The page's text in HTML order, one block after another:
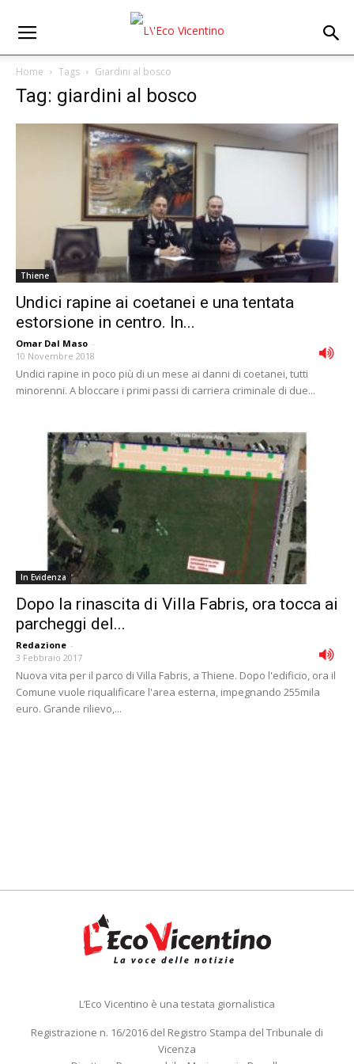
Home Tags Giardini al bosco
Tag: giardini al bosco
Thiene
Undici rapine ai coetanei e una tentata
estorsione in centro. In...
Omar Dal Maso -
10 Novembre 2018
Undici rapine in poco più di un mese ai danni di coetanei, tutti
minorenni. A bloccare i primi passi di carriera criminale di due...
In Evidenza
Dopo la rinascita di Villa Fabris, ora tocca ai
parcheggi del...
Redazione -
3 Febbraio 2017
Nuova vita per il parco di Villa Fabris, a Thiene. Dopo l'edificio, ora il
Comune vuole riqualificare l'area esterna, impegnando 255mila
euro. Grande rilievo,...
L’Eco Vicentino è una testata giornalistica
Registrazione n. 16/2016 del Registro Stampa del Tribunale di
Vicenza